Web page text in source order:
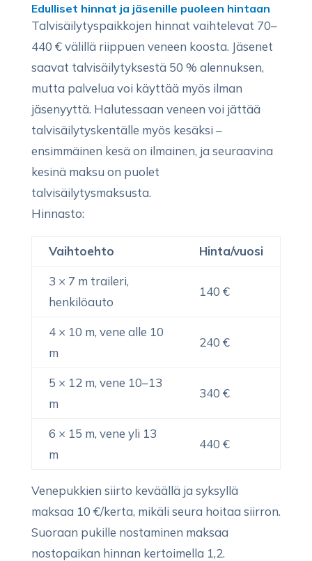
Edulliset hinnat ja jäsenille puoleen hintaan
Talvisäilytyspaikkojen hinnat vaihtelevat 70–
440 € välillä riippuen veneen koosta. Jäsenet
saavat talvisäilytyksestä 50 % alennuksen,
mutta palvelua voi käyttää myös ilman
jäsenyyttä. Halutessaan veneen voi jättää
talvisäilytyskentälle myös kesäksi –
ensimmäinen kesä on ilmainen, ja seuraavina
kesinä maksu on puolet
talvisäilytysmaksusta.
Hinnasto:
Vaihtoehto Hinta/vuosi
3 × 7 m traileri,
henkilöauto
140 €
4 × 10 m, vene alle 10
m
240 €
5 × 12 m, vene 10–13
m
340 €
6 × 15 m, vene yli 13
m
440 €
Venepukkien siirto keväällä ja syksyllä
maksaa 10 €/kerta, mikäli seura hoitaa siirron.
Suoraan pukille nostaminen maksaa
nostopaikan hinnan kertoimella 1,2.